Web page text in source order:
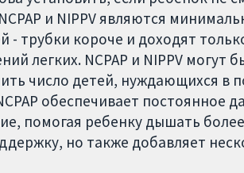
и NIPPV являются
- трубки короче и доходят
легких. NCPAP и NIPPV могут
число детей, нуждающихся в
обеспечивает постоянное
помогая ребенку дышать
но также добавляет